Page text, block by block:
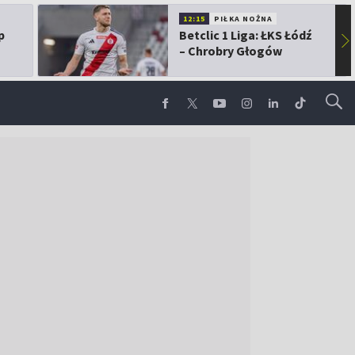
12:15 PIŁKA NOŻNA
Betclic 1 Liga: ŁKS Łódź
– Chrobry Głogów
▶